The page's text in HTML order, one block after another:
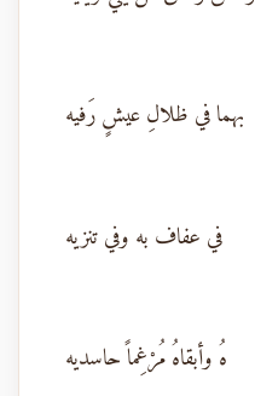
بهما في ظلالِ عيشٍ رَفيه
في عفاف به وفي تنزيه
هُ وأبقاهُ مُرْغِماً حاسديه